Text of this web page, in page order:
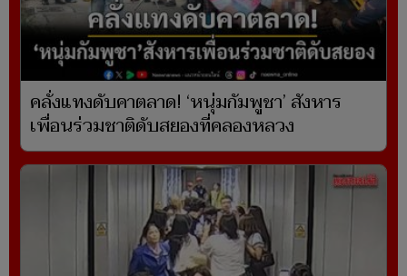
คลั่งแทงดับคาตลาด! ‘หนุ่มกัมพูชา’ สังหาร
เพื่อนร่วมชาติดับสยองที่คลองหลวง